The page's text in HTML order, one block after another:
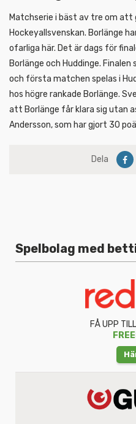
Matchserie i bäst av tre om att
Hockeyallsvenskan. Borlänge
ofarliga här. Det är dags för
Borlänge och Huddinge.
och första matchen spelas i
hos högre rankade Borlänge.
att Borlänge får klara sig utan
Andersson, som har gjort 30
Dela
Spelbolag med
FÅ UPP TILL